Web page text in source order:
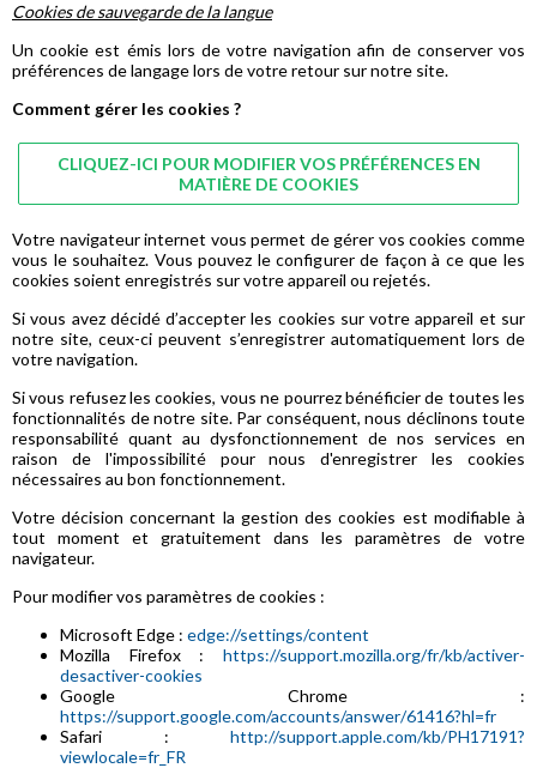
Cookies de sauvegarde de la langue
Un cookie est émis lors de votre navigation afin de conserver vos
préférences de langage lors de votre retour sur notre site.
Comment gérer les cookies ?
CLIQUEZ-ICI POUR MODIFIER VOS PRÉFÉRENCES EN
MATIÈRE DE COOKIES
Votre navigateur internet vous permet de gérer vos cookies comme
vous le souhaitez. Vous pouvez le configurer de façon à ce que les
cookies soient enregistrés sur votre appareil ou rejetés.
Si vous avez décidé d’accepter les cookies sur votre appareil et sur
notre site, ceux-ci peuvent s’enregistrer automatiquement lors de
votre navigation.
Si vous refusez les cookies, vous ne pourrez bénéficier de toutes les
fonctionnalités de notre site. Par conséquent, nous déclinons toute
responsabilité quant au dysfonctionnement de nos services en
raison de l'impossibilité pour nous d'enregistrer les cookies
nécessaires au bon fonctionnement.
Votre décision concernant la gestion des cookies est modifiable à
tout moment et gratuitement dans les paramètres de votre
navigateur.
Pour modifier vos paramètres de cookies :
Microsoft Edge : edge://settings/content
Mozilla Firefox : https://support.mozilla.org/fr/kb/activer-
desactiver-cookies
Google Chrome :
https://support.google.com/accounts/answer/61416?hl=fr
Safari : http://support.apple.com/kb/PH17191?
viewlocale=fr_FR